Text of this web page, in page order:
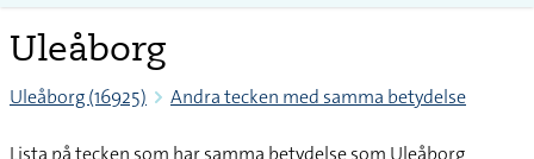
Uleåborg
Uleåborg (16925) Andra tecken med samma betydelse
Lista på tecken som har samma betydelse som Uleåborg